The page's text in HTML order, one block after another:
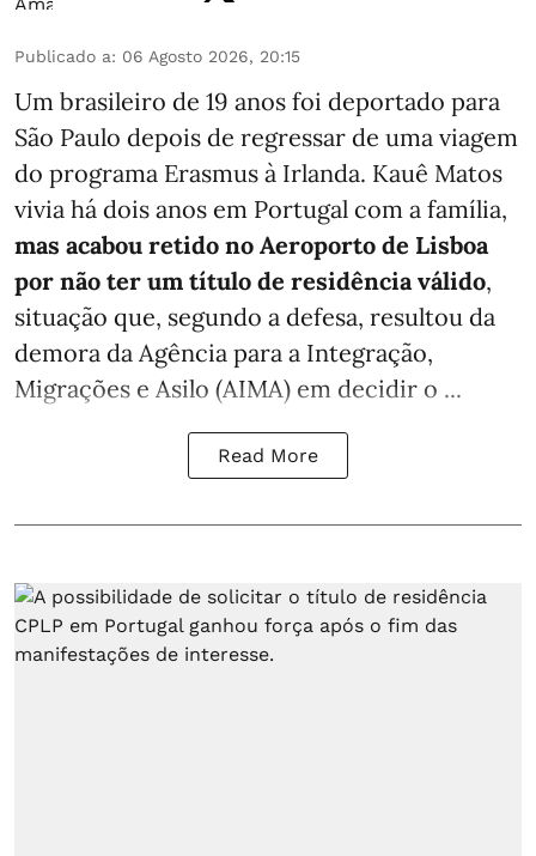
Publicado a: 06 Agosto 2026, 20:15
Um brasileiro de 19 anos foi deportado para
São Paulo depois de regressar de uma viagem
do programa Erasmus à Irlanda. Kauê Matos
vivia há dois anos em Portugal com a família,
mas acabou retido no Aeroporto de Lisboa
por não ter um título de residência válido,
situação que, segundo a defesa, resultou da
demora da Agência para a Integração,
Migrações e Asilo (AIMA) em decidir o ...
Read More